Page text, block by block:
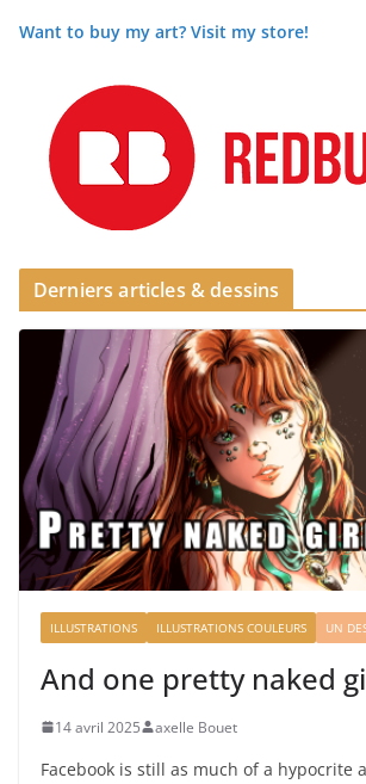
Want to buy my art? Visit my store!
Derniers articles & dessins
ILLUSTRATIONS ILLUSTRATIONS COULEURS UN
And one pretty naked
14 avril 2025 axelle Bouet
Facebook is still as much of a hypocrite